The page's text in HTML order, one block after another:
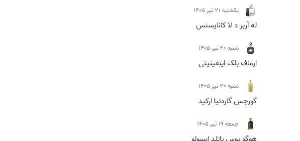
يكشنبه 21 تیر 1405
له آربر د لا کانایسنس
شنبه 20 تیر 1405
ارماف بلک اینفینیتی
شنبه 20 تیر 1405
گورجس گاردنیا ارکید
جمعه 19 تیر 1405